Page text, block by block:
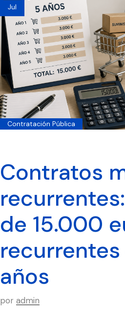
Jul
Contratación Pública
Contratos
de 15.000
años
por admin